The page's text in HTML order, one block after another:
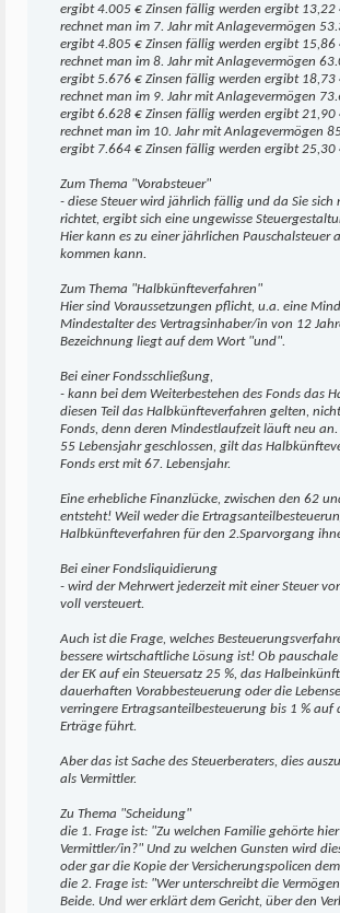
ergibt 4.005 € Zinsen fällig werden ergibt 13,22
rechnet man im 7. Jahr mit Anlagevermögen
ergibt 4.805 € Zinsen fällig werden ergibt 15,86
rechnet man im 8. Jahr mit Anlagevermögen
ergibt 5.676 € Zinsen fällig werden ergibt 18,73
rechnet man im 9. Jahr mit Anlagevermögen
ergibt 6.628 € Zinsen fällig werden ergibt 21,90
rechnet man im 10. Jahr mit Anlagevermögen
ergibt 7.664 € Zinsen fällig werden ergibt 25,30
Zum Thema "Vorabsteuer"
- diese Steuer wird jährlich fällig und da Sie sich
richtet, ergibt sich eine ungewisse
Hier kann es zu einer jährlichen Pauschalsteuer
kommen kann.
Zum Thema "Halbkünfteverfahren"
Hier sind Voraussetzungen pflicht, u.a. eine
Mindestalter des Vertragsinhaber/in von 12
Bezeichnung liegt auf dem Wort "und".
Bei einer Fondsschließung,
- kann bei dem Weiterbestehen des Fonds das
diesen Teil das Halbkünfteverfahren gelten,
Fonds, denn deren Mindestlaufzeit läuft neu
55 Lebensjahr geschlossen, gilt das
Fonds erst mit 67. Lebensjahr.
Eine erhebliche Finanzlücke, zwischen den 62
entsteht! Weil weder die
Halbkünfteverfahren für den 2.Sparvorgang
Bei einer Fondsliquidierung
- wird der Mehrwert jederzeit mit einer Steuer
voll versteuert.
Auch ist die Frage, welches
bessere wirtschaftliche Lösung ist! Ob
der EK auf ein Steuersatz 25 %, das
dauerhaften Vorabbesteuerung oder die
verringere Ertragsanteilbesteuerung bis 1 % auf
Erträge führt.
Aber das ist Sache des Steuerberaters, dies
als Vermittler.
Zu Thema "Scheidung"
die 1. Frage ist: "Zu welchen Familie gehörte
Vermittler/in?" Und zu welchen Gunsten wird
oder gar die Kopie der Versicherungspolicen
die 2. Frage ist: "Wer unterschreibt die
Beide. Und wer erklärt dem Gericht, über den